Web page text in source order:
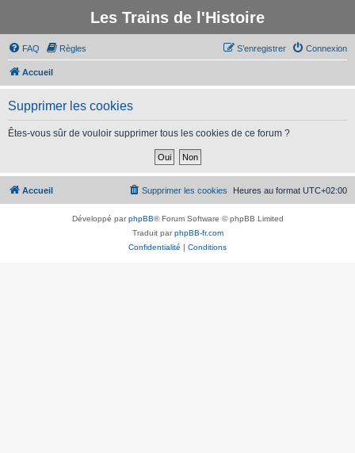
Les Trains de l'Histoire
FAQ Règles Connexion
S’enregistrer
Accueil
Supprimer les cookies
Êtes-vous sûr de vouloir supprimer tous les cookies de ce forum ?
Accueil Heures au format UTC+02:00
Supprimer les cookies
Développé parphpBB® Forum Software © phpBB Limited
Traduit parphpBB-fr.com
Confidentialité | Conditions